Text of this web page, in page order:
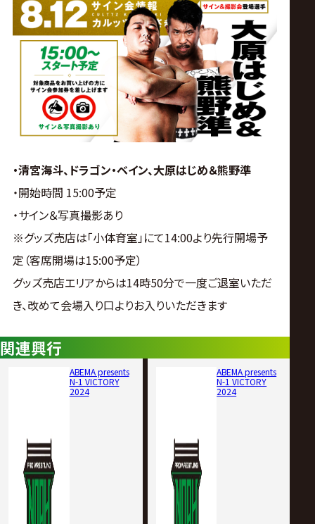
・清宮海斗、ドラゴン・ベイン、大原はじめ＆熊野準
・開始時間 15:00予定
・サイン＆写真撮影あり
※グッズ売店は「小体育室」にて14:00より先行開場予
定（客席開場は15:00予定）
グッズ売店エリアからは14時50分で一度ご退室いただ
き、改めて会場入り口よりお入りいただきます
関連興行
ABEMA presents
N-1 VICTORY
2024
ABEMA presents
N-1 VICTORY
2024